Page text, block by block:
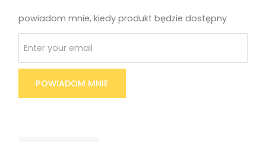
powiadom mnie, kiedy produkt będzie dostępny
POWIADOM MNIE